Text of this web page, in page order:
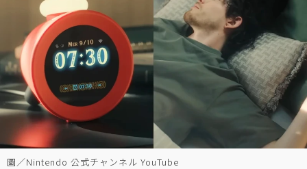
圖／Nintendo 公式チャンネル YouTube